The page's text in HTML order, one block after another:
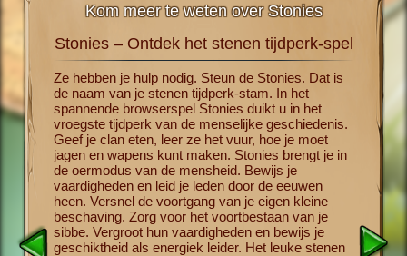
Kom meer te weten over Stonies
met
dood
van
het
Stonies – Ontdek het stenen tijdperk-spel
Ze hebben je hulp nodig. Steun de Stonies. Dat is
de naam van je stenen tijdperk-stam. In het
spannende browserspel Stonies duikt u in het
vroegste tijdperk van de menselijke geschiedenis.
Geef je clan eten, leer ze het vuur, hoe je moet
jagen en wapens kunt maken. Stonies brengt je in
de oermodus van de mensheid. Bewijs je
vaardigheden en leid je leden door de eeuwen
heen. Versnel de voortgang van je eigen kleine
beschaving. Zorg voor het voortbestaan ​​van je
sibbe. Vergroot hun vaardigheden en bewijs je
geschiktheid als energiek leider. Het leuke stenen
wordt
ze niet